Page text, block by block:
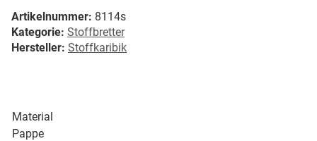
Artikelnummer: 8114s
Kategorie: Stoffbretter
Hersteller: Stoffkaribik
Material
Pappe